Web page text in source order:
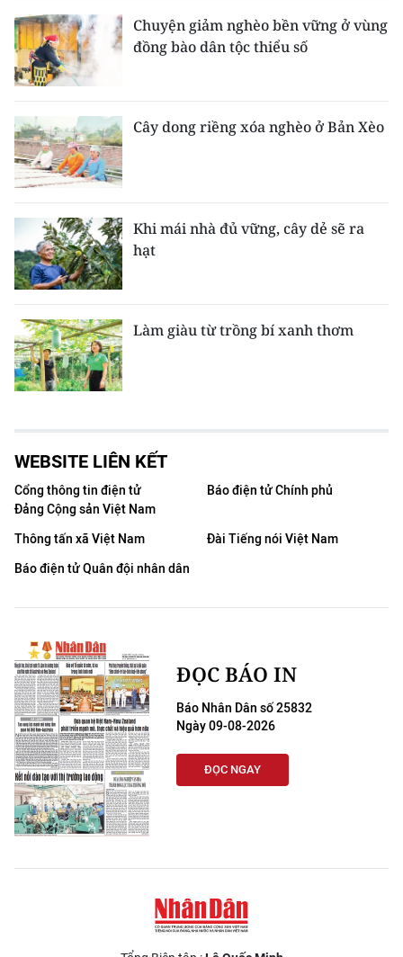
Chuyện giảm nghèo bền vững ở vùng
đồng bào dân tộc thiểu số
Cây dong riềng xóa nghèo ở Bản Xèo
Khi mái nhà đủ vững, cây dẻ sẽ ra
hạt
Làm giàu từ trồng bí xanh thơm
WEBSITE LIÊN KẾT
Cổng thông tin điện tử
Đảng Cộng sản Việt Nam
Báo điện tử Chính phủ
Thông tấn xã Việt Nam
Đài Tiếng nói Việt Nam
Báo điện tử Quân đội nhân dân
ĐỌC BÁO IN
Báo Nhân Dân số 25832
Ngày 09-08-2026
ĐỌC NGAY